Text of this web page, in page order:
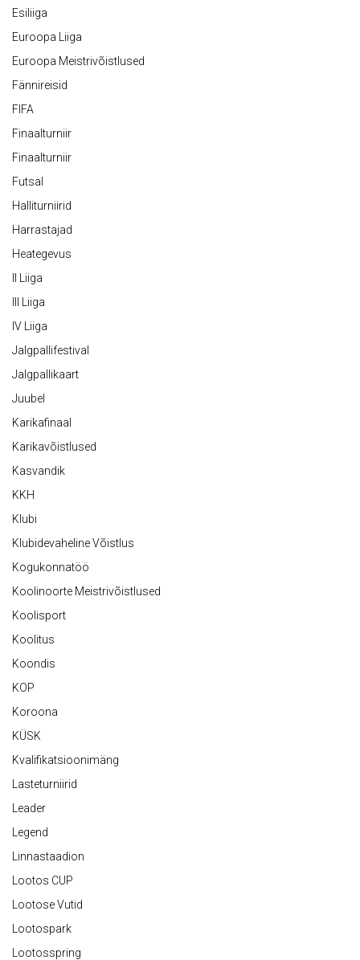
Esiliiga
Euroopa Liiga
Euroopa Meistrivõistlused
Fännireisid
FIFA
Finaalturniir
Finaalturniir
Futsal
Halliturniirid
Harrastajad
Heategevus
II Liiga
III Liiga
IV Liiga
Jalgpallifestival
Jalgpallikaart
Juubel
Karikafinaal
Karikavõistlused
Kasvandik
KKH
Klubi
Klubidevaheline Võistlus
Kogukonnatöö
Koolinoorte Meistrivõistlused
Koolisport
Koolitus
Koondis
KOP
Koroona
KÜSK
Kvalifikatsioonimäng
Lasteturniirid
Leader
Legend
Linnastaadion
Lootos CUP
Lootose Vutid
Lootospark
Lootosspring